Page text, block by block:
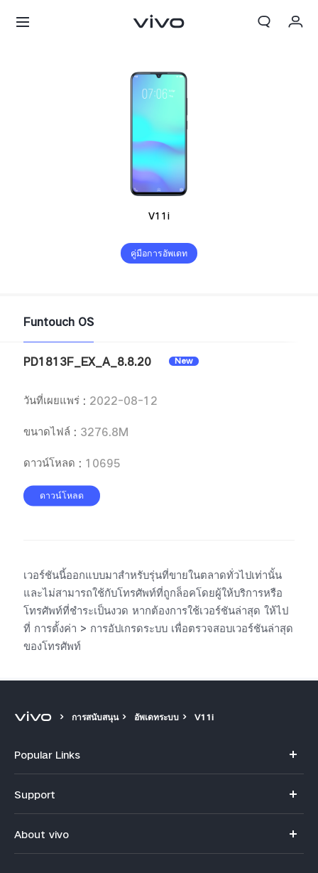
ประเทศไทย | เลือกประเทศ/ภูมิภาค
V11i
คู่มือการอัพเดท
Funtouch OS
PD1813F_EX_A_8.8.20 New
วันที่เผยแพร่ : 2022-08-12
ขนาดไฟล์ : 3276.8M
ดาวน์โหลด : 10695
ดาวน์โหลด
เวอร์ชันนี้ออกแบบมาสำหรับรุ่นที่ขายในตลาดทั่วไปเท่านั้น
และไม่สามารถใช้กับโทรศัพท์ที่ถูกล็อคโดยผู้ให้บริการหรือ
โทรศัพท์ที่ชำระเป็นงวด หากต้องการใช้เวอร์ชันล่าสุด ให้ไป
ที่ การตั้งค่า > การอัปเกรดระบบ เพื่อตรวจสอบเวอร์ชันล่าสุด
ของโทรศัพท์
การสนับสนุน อัพเดทระบบ V11i
Popular Links
X300 Pro
X300
Support
ศูนย์บริการ
About vivo